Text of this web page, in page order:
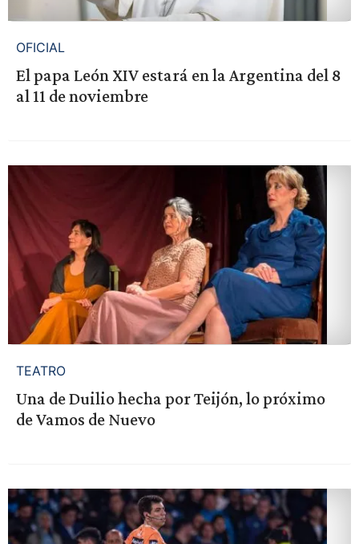
OFICIAL
El papa León XIV estará en la Argentina del 8
al 11 de noviembre
TEATRO
Una de Duilio hecha por Teijón, lo próximo
de Vamos de Nuevo